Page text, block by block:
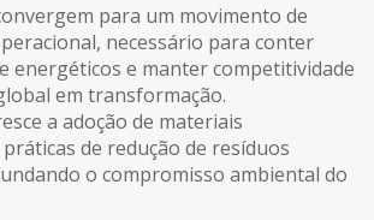
para um movimento de
necessário para conter
energéticos e manter competitividade
em transformação.
a adoção de materiais
de redução de resíduos
o compromisso ambiental do